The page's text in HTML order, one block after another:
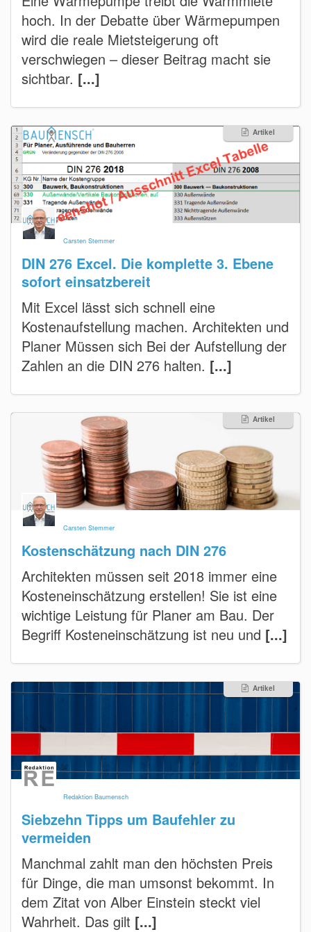
hoch. In der Debatte über Wärmepumpen
wird die reale Mietsteigerung oft
verschwiegen – dieser Beitrag macht sie
sichtbar. [...]
Artikel
Carsten Stemmer
DIN 276 Excel. Die komplette 3. Ebene
sofort einsatzbereit
Mit Excel lässt sich schnell eine
Kostenaufstellung machen. Architekten und
Planer Müssen sich Bei der Aufstellung der
Zahlen an die DIN 276 halten. [...]
Artikel
Carsten Stemmer
Kostenschätzung nach DIN 276
Architekten müssen seit 2018 immer eine
Kosteneinschätzung erstellen! Sie ist eine
wichtige Leistung für Planer am Bau. Der
Begriff Kosteneinschätzung ist neu und [...]
Artikel
Redaktion Baumensch
Siebzehn Tipps um Baufehler zu
vermeiden
Manchmal zahlt man den höchsten Preis
für Dinge, die man umsonst bekommt. In
dem Zitat von Alber Einstein steckt viel
Wahrheit. Das gilt [...]